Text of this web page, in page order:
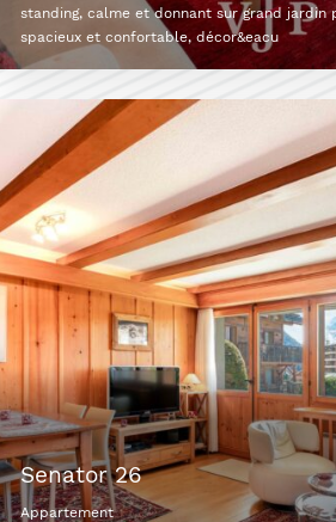
standing, calme et donnant sur grand jardin
spacieux et confortable, décor&eacu
senator 26
appartement